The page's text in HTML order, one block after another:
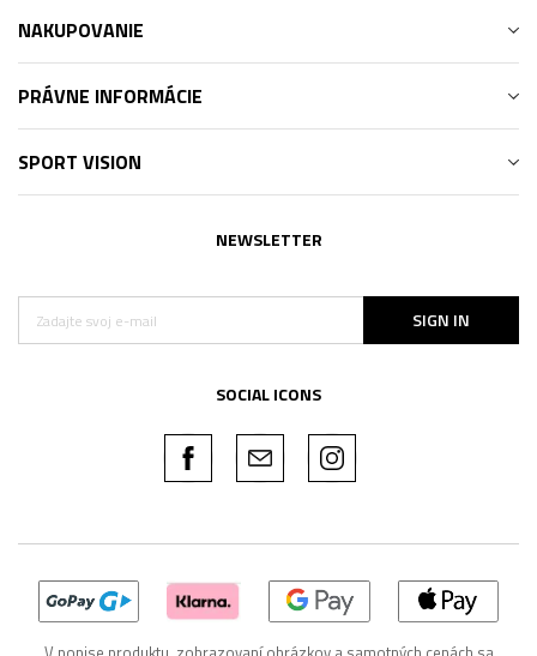
NAKUPOVANIE
PRÁVNE INFORMÁCIE
SPORT VISION
NEWSLETTER
SIGN IN
SOCIAL ICONS